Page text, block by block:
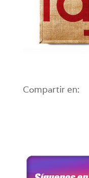
Compartir en: